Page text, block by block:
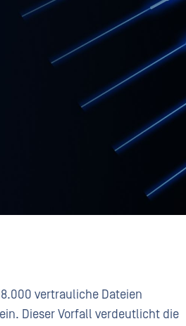
vertrauliche Dateien
Dieser Vorfall verdeutlicht die